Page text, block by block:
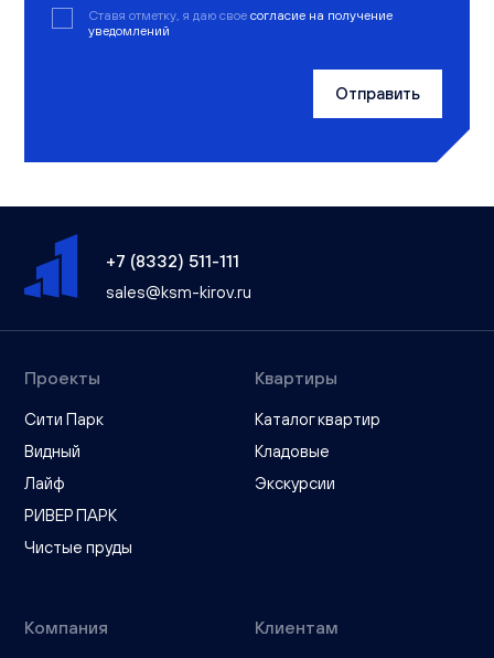
Ставя отметку, я даю свое согласие на получение
уведомлений
Отправить
+7 (8332) 511-111
sales@ksm-kirov.ru
Проекты
Сити Парк
Видный
Лайф
РИВЕР ПАРК
Чистые пруды
Квартиры
Каталог квартир
Кладовые
Экскурсии
Компания Клиентам